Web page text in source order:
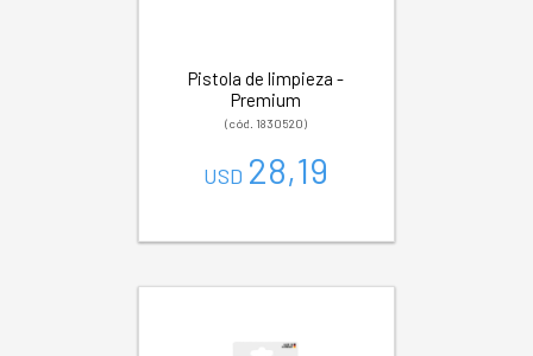
Pistola de limpieza -
Premium
(cód. 1830520)
USD 28,19